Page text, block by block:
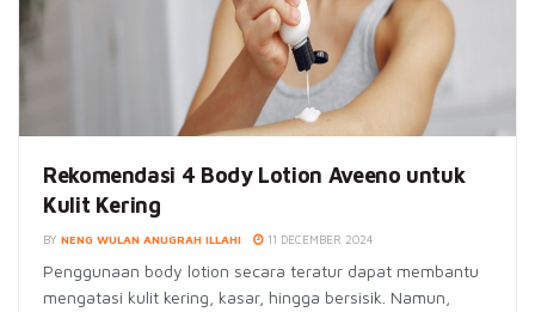
Rekomendasi 4 Body Lotion Aveeno untuk
Kulit Kering
BY NENG WULAN ANUGRAH ILLAHI 11 DECEMBER 2024
Penggunaan body lotion secara teratur dapat membantu
mengatasi kulit kering, kasar, hingga bersisik. Namun,